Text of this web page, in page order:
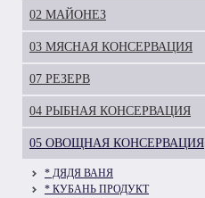
02 МАЙОНЕЗ
03 МЯСНАЯ КОНСЕРВАЦИЯ
07 РЕЗЕРВ
04 РЫБНАЯ КОНСЕРВАЦИЯ
05 ОВОЩНАЯ КОНСЕРВАЦИЯ
* ДЯДЯ ВАНЯ
* КУБАНЬ ПРОДУКТ